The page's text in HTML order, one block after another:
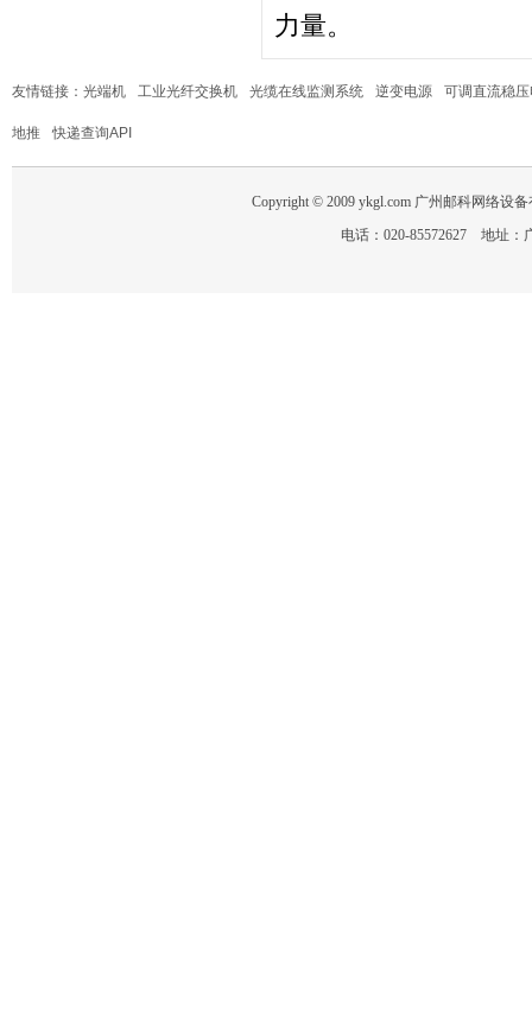
力量。
友情链接： 光端机 工业光纤交换机 光缆在线监测系统 逆变电源 可调直流稳
地推 快递查询API
Copyright © 2009 ykgl.com 广州邮科网络设
电话：020-85572627 地址